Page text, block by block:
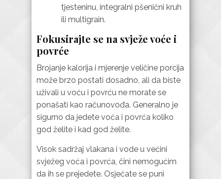
tjesteninu, integralni pšenični kruh
ili multigrain.
Fokusirajte se na svježe voće i
povrće
Brojanje kalorija i mjerenje veličine porcija
može brzo postati dosadno, ali da biste
uživali u voću i povrću ne morate se
ponašati kao računovođa. Generalno je
sigurno da jedete voća i povrća koliko
god želite i kad god želite.
Visok sadržaj vlakana i vode u većini
svježeg voća i povrća, čini nemogućim
da ih se prejedete. Osjećate se puni